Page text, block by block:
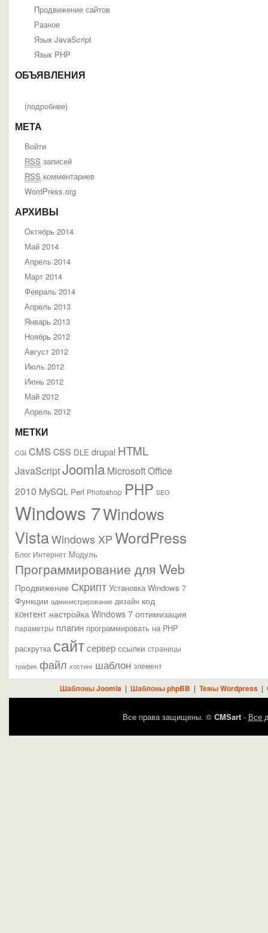
Продвижение сайтов
Разное
Язык JavaScript
Язык PHP
ОБЪЯВЛЕНИЯ
(подробнее)
МЕТА
Войти
RSS записей
RSS комментариев
WordPress.org
АРХИВЫ
Октябрь 2014
Май 2014
Апрель 2014
Март 2014
Февраль 2014
Апрель 2013
Январь 2013
Ноябрь 2012
Август 2012
Июль 2012
Июнь 2012
Май 2012
Апрель 2012
МЕТКИ
CGI CMS CSS DLE drupal HTML
JavaScriptJoomla Microsoft Office
2010 MySQL Perl Photoshop PHP SEO
Windows 7Windows
VistaWindows XP WordPress
Блог Интернет Модуль
Программирование для Web
Продвижение Скрипт Установка Windows 7
Функции администрирование дизайн код
контент настройка Windows 7 оптимизация
параметры плагин программировать на PHP
раскрутка сайтсервер ссылки страницы
трафик файл хостинг шаблон элемент
Шаблоны Joomla | Шаблоны phpBB | Темы Wordpress|
Все права защищены. © CMSart- Все